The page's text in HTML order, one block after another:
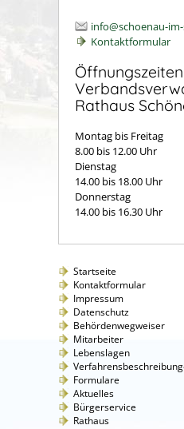
info@schoenau-
Kontaktformular
Rathaus
Montag bis Freitag
8.00 bis 12.00 Uhr
Dienstag
14.00 bis 18.00 Uhr
Donnerstag
14.00 bis 16.30 Uhr
Startseite
Kontaktformular
Impressum
Datenschutz
Behördenwegweiser
Mitarbeiter
Lebenslagen
Formulare
Aktuelles
Bürgerservice
Rathaus